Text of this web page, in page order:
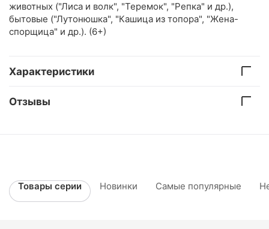
животных ("Лиса и волк", "Теремок", "Репка" и др.),
бытовые ("Лутонюшка", "Кашица из топора", "Жена-
спорщица" и др.). (6+)
Характеристики
Отзывы
Товары серии Новинки Самые популярные